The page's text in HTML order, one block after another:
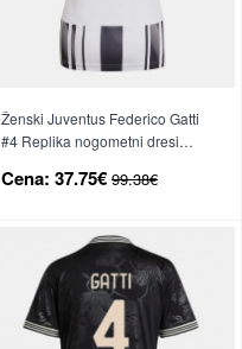
Ženski Juventus Federico Gatti
#4 Replika nogometni dresi
Cena: 37.75€ 99.38€